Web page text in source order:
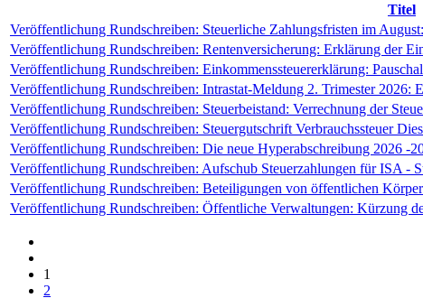
Titel
Veröffentlichung Rundschreiben: Steuerliche Zahlungsfristen im
Veröffentlichung Rundschreiben: Rentenversicherung: Erklärung der
Veröffentlichung Rundschreiben: Einkommenssteuererklärung:
Veröffentlichung Rundschreiben: Intrastat-Meldung 2. Trimester 2026:
Veröffentlichung Rundschreiben: Steuerbeistand: Verrechnung der
Veröffentlichung Rundschreiben: Steuergutschrift Verbrauchssteuer
Veröffentlichung Rundschreiben: Die neue Hyperabschreibung 2026 -
Veröffentlichung Rundschreiben: Aufschub Steuerzahlungen für ISA -
Veröffentlichung Rundschreiben: Beteiligungen von öffentlichen
Veröffentlichung Rundschreiben: Öffentliche Verwaltungen: Kürzung
1
2